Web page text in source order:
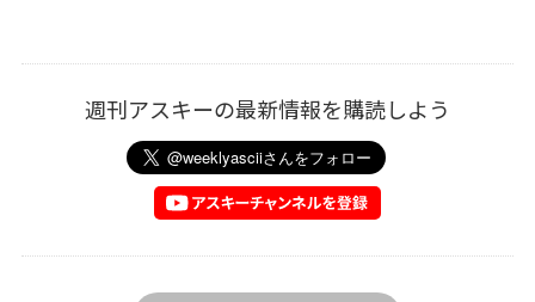
週刊アスキーの最新情報を購読しよう